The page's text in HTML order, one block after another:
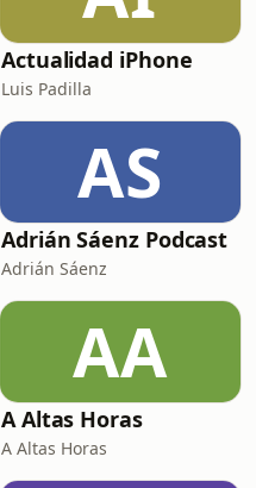
Actualidad iPhone
Luis Padilla
AS
Adrián Sáenz Podcast
Adrián Sáenz
AA
A Altas Horas
A Altas Horas